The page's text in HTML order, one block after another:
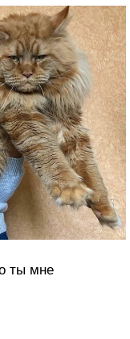
ты мне